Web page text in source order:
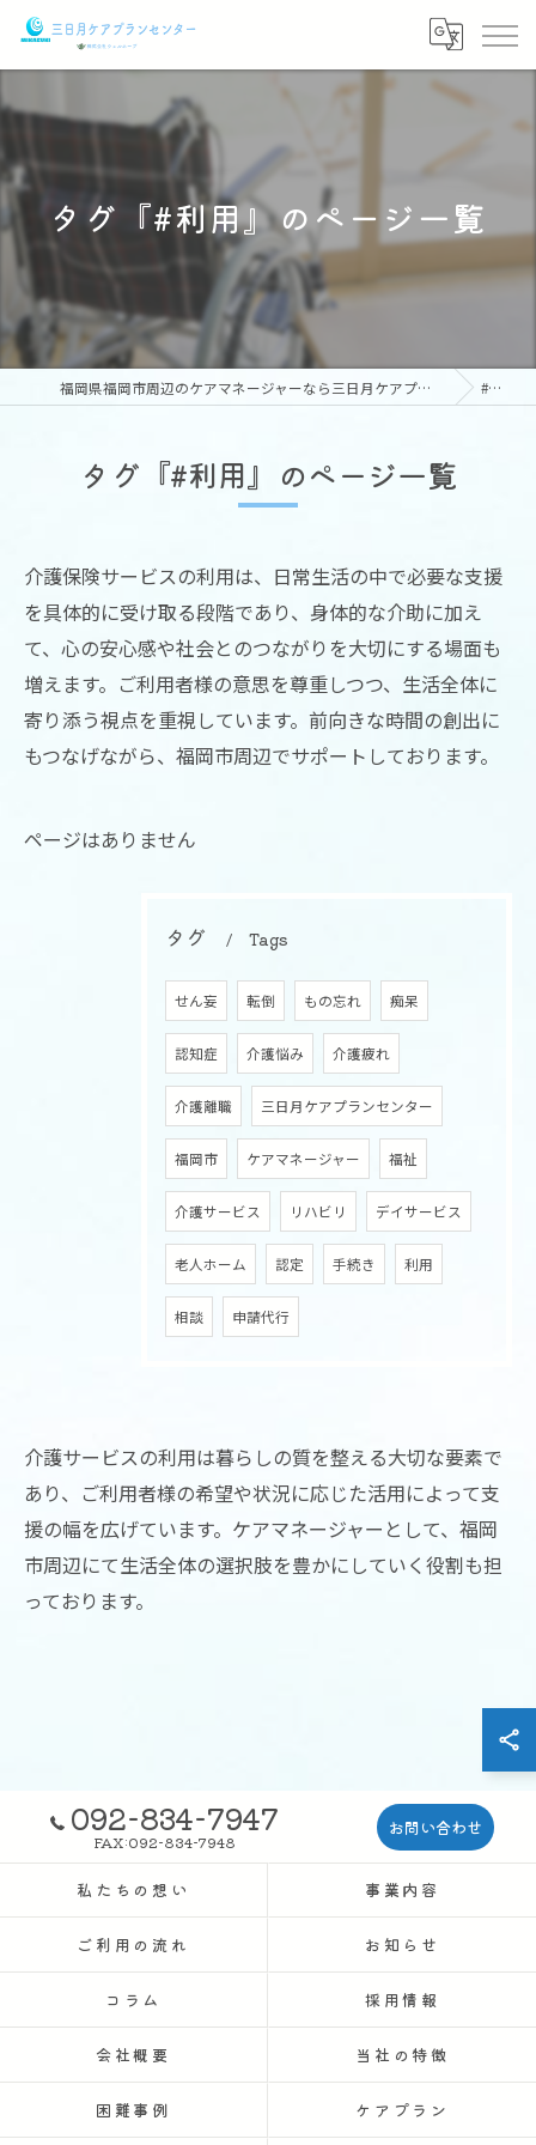
タグ『#利用』のページ一覧
福岡県福岡市周辺のケアマネージャーなら三日月ケアプランセンター #利用
タグ『#利用』のページ一覧
介護保険サービスの利用は、日常生活の中で必要な支援
を具体的に受け取る段階であり、身体的な介助に加え
て、心の安心感や社会とのつながりを大切にする場面も
増えます。ご利用者様の意思を尊重しつつ、生活全体に
寄り添う視点を重視しています。前向きな時間の創出に
もつなげながら、福岡市周辺でサポートしております。
ページはありません
タグ Tags
せん妄 転倒 もの忘れ 痴呆
認知症 介護悩み 介護疲れ
介護離職 三日月ケアプランセンター
福岡市 ケアマネージャー 福祉
介護サービス リハビリ デイサービス
老人ホーム 認定 手続き 利用
相談 申請代行
介護サービスの利用は暮らしの質を整える大切な要素で
あり、ご利用者様の希望や状況に応じた活用によって支
援の幅を広げています。ケアマネージャーとして、福岡
市周辺にて生活全体の選択肢を豊かにしていく役割も担
っております。
092-834-7947
FAX:092-834-7948
お問い合わせ
私たちの想い 事業内容
ご利用の流れ お知らせ
コラム 採用情報
会社概要 当社の特徴
困難事例 ケアプラン
お問い合わせはこちら